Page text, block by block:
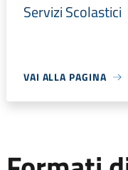
Servizi Scolastici
VAI ALLA PAGINA